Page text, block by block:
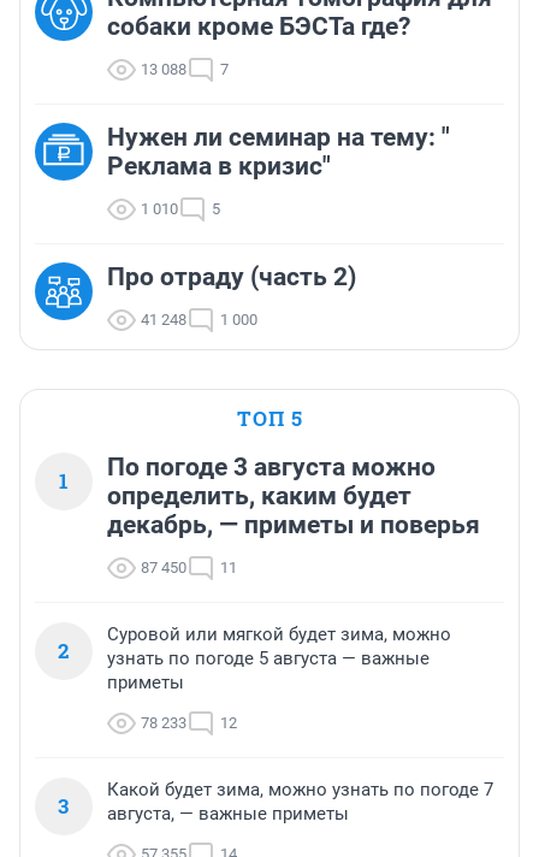
собаки кроме БЭСТа где?
13 088 7
Нужен ли семинар на тему: "
Реклама в кризис"
1 010 5
Про отраду (часть 2)
41 248 1 000
ТОП 5
1
По погоде 3 августа можно
определить, каким будет
декабрь, — приметы и поверья
87 450 11
2
Суровой или мягкой будет зима, можно
узнать по погоде 5 августа — важные
приметы
78 233 12
3
Какой будет зима, можно узнать по погоде 7
августа, — важные приметы